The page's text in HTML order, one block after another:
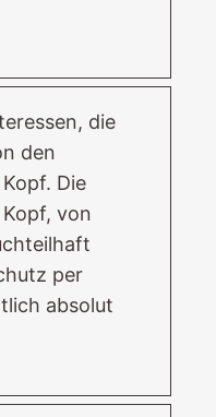
die
den
Die
von
per
absolut